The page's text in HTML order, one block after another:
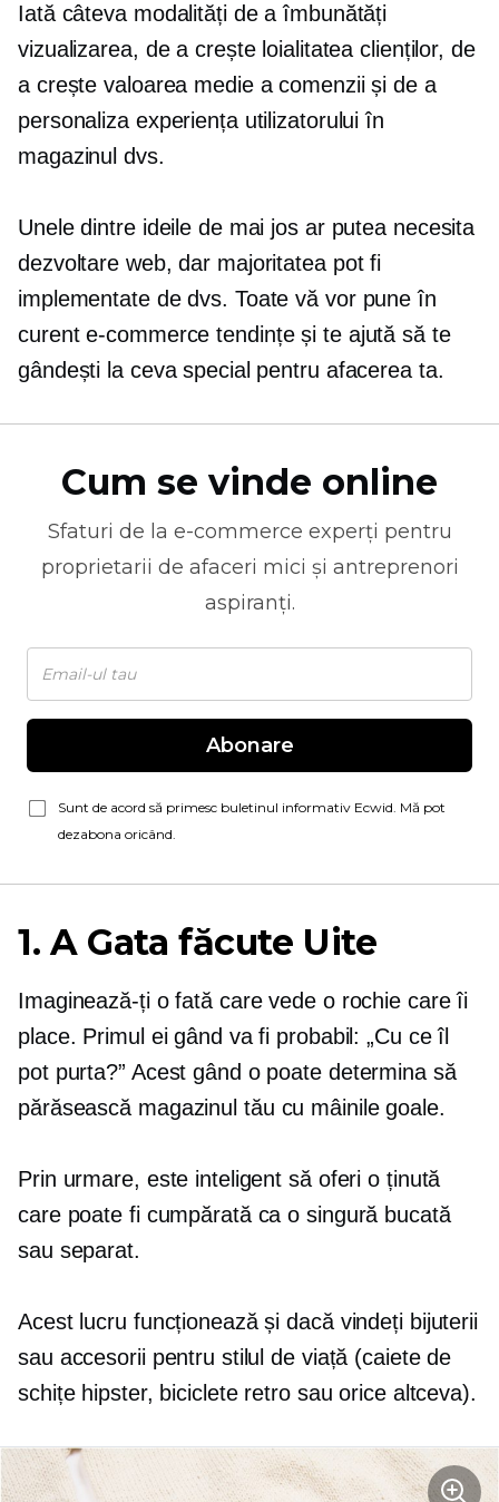
Iată câteva modalități de a îmbunătăți
vizualizarea, de a crește loialitatea clienților, de
a crește valoarea medie a comenzii și de a
personaliza experiența utilizatorului în
magazinul dvs.
Unele dintre ideile de mai jos ar putea necesita
dezvoltare web, dar majoritatea pot fi
implementate de dvs. Toate vă vor pune în
curente-commerce tendințe și te ajută să te
gândești la ceva special pentru afacerea ta.
Cum se vinde online
Sfaturi de la e-commerce experți pentru
proprietarii de afaceri mici și antreprenori
aspiranți.
Abonare
Sunt de acord să primesc buletinul informativ Ecwid. Mă pot
dezabona oricând.
1. A Gata făcute Uite
Imaginează-ți o fată care vede o rochie care îi
place. Primul ei gând va fi probabil: „Cu ce ​​îl
pot purta?” Acest gând o poate determina să
părăsească magazinul tău cu mâinile goale.
Prin urmare, este inteligent să oferi o ținută
care poate fi cumpărată ca o singură bucată
sau separat.
Acest lucru funcționează și dacă vindeți bijuterii
sau accesorii pentru stilul de viață (caiete de
schițe hipster, biciclete retro sau orice altceva).